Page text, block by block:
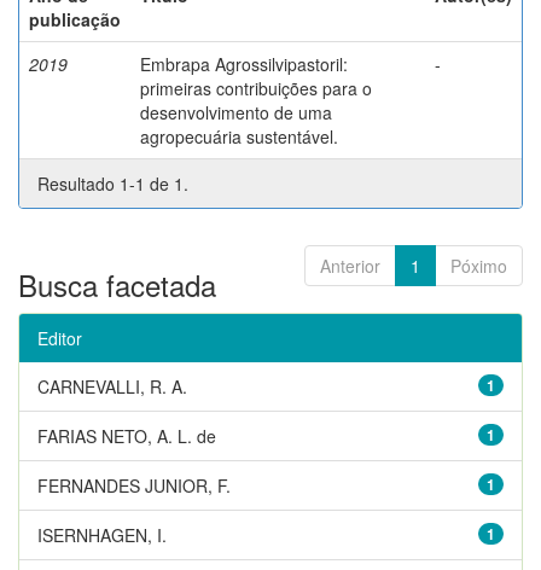
publicação
2019
Embrapa Agrossilvipastoril:
primeiras contribuições para o
desenvolvimento de uma
agropecuária sustentável.
-
Resultado 1-1 de 1.
Anterior 1 Póximo
Busca facetada
Editor
1
CARNEVALLI, R. A.
1
FARIAS NETO, A. L. de
1
FERNANDES JUNIOR, F.
1
ISERNHAGEN, I.